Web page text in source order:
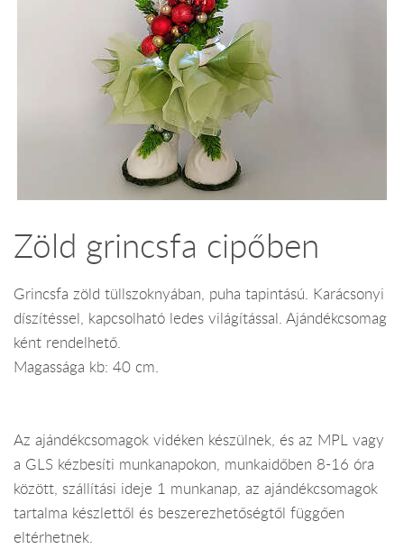
Zöld grincsfa cipőben
Grincsfa zöld tüllszoknyában, puha tapintású. Karácsonyi
díszítéssel, kapcsolható ledes világítással. Ajándékcsomag
ként rendelhető.
Magassága kb: 40 cm.
Az ajándékcsomagok vidéken készülnek, és az MPL vagy
a GLS kézbesíti munkanapokon, munkaidőben 8-16 óra
között, szállítási ideje 1 munkanap, az ajándékcsomagok
tartalma készlettől és beszerezhetőségtől függően
eltérhetnek.